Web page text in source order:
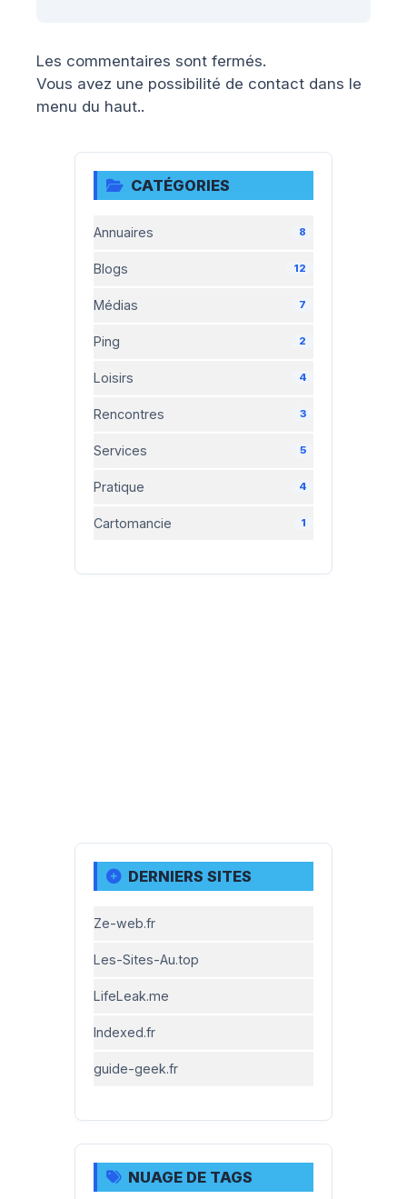
Les commentaires sont fermés.
Vous avez une possibilité de contact dans le
menu du haut..
CATÉGORIES
Annuaires 8
Blogs 12
Médias 7
Ping 2
Loisirs 4
Rencontres 3
Services 5
Pratique 4
Cartomancie 1
DERNIERS SITES
Ze-web.fr
Les-Sites-Au.top
LifeLeak.me
Indexed.fr
guide-geek.fr
NUAGE DE TAGS